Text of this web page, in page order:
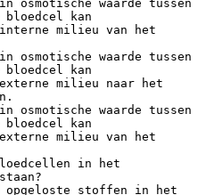
waarde tussen
bloedcel kan
milieu van het
waarde tussen
bloedcel kan
milieu naar het
waarde tussen
bloedcel kan
milieu van het
in het
opgeloste stoffen in het